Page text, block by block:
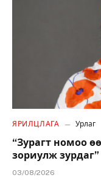
ЯРИЛЦЛАГА Урлаг
“Зурагт номоо
зориулж зурдаг”
03/08/2026